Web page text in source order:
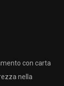
con carta
nella